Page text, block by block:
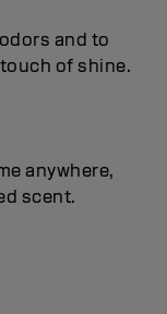
and to
of shine.
anywhere,
scent.